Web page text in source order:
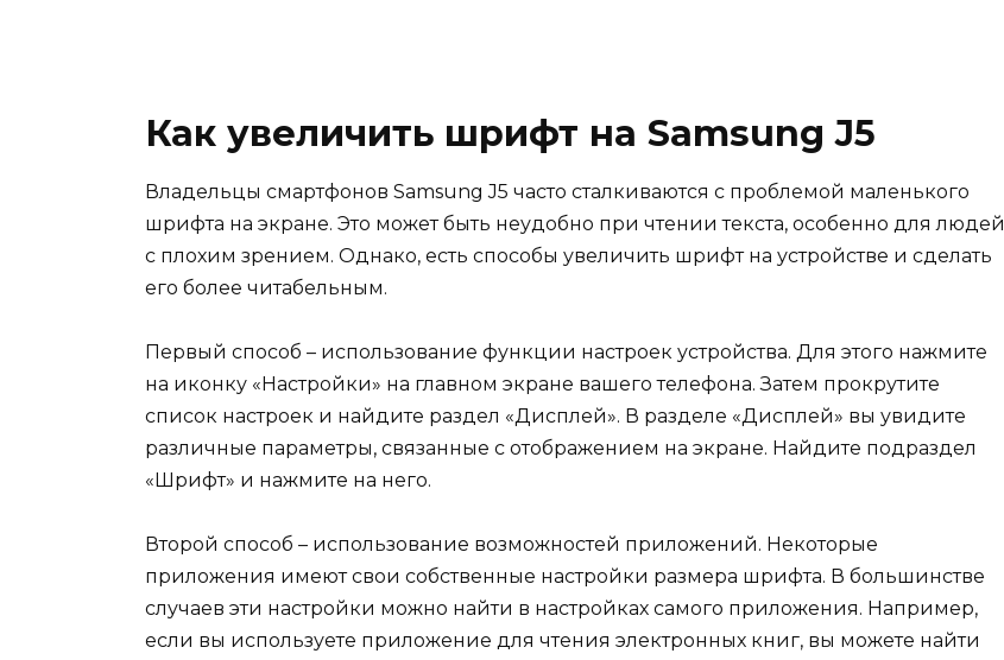
Как увеличить шрифт на Samsung J5
Владельцы смартфонов Samsung J5 часто сталкиваются с проблемой маленького
шрифта на экране. Это может быть неудобно при чтении текста, особенно для людей
с плохим зрением. Однако, есть способы увеличить шрифт на устройстве и сделать
его более читабельным.
Первый способ – использование функции настроек устройства. Для этого нажмите
на иконку «Настройки» на главном экране вашего телефона. Затем прокрутите
список настроек и найдите раздел «Дисплей». В разделе «Дисплей» вы увидите
различные параметры, связанные с отображением на экране. Найдите подраздел
«Шрифт» и нажмите на него.
Второй способ – использование возможностей приложений. Некоторые
приложения имеют свои собственные настройки размера шрифта. В большинстве
случаев эти настройки можно найти в настройках самого приложения. Например,
если вы используете приложение для чтения электронных книг, вы можете найти